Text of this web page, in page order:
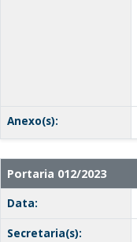
Anexo(s):
Portaria 012/2023
Data:
Secretaria(s):